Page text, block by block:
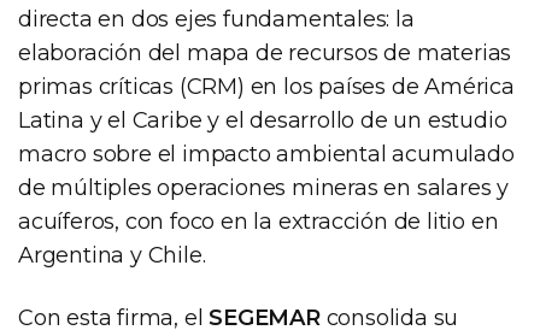
directa en dos ejes fundamentales: la
elaboración del mapa de recursos de materias
primas críticas (CRM) en los países de América
Latina y el Caribe y el desarrollo de un estudio
macro sobre el impacto ambiental acumulado
de múltiples operaciones mineras en salares y
acuíferos, con foco en la extracción de litio en
Argentina y Chile.
Con esta firma, elSEGEMARconsolida su